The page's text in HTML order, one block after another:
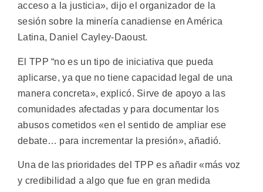
acceso a la justicia», dijo el organizador de la
sesión sobre la minería canadiense en América
Latina, Daniel Cayley-Daoust.
El TPP “no es un tipo de iniciativa que pueda
aplicarse, ya que no tiene capacidad legal de una
manera concreta», explicó. Sirve de apoyo a las
comunidades afectadas y para documentar los
abusos cometidos «en el sentido de ampliar ese
debate… para incrementar la presión», añadió.
Una de las prioridades del TPP es añadir «más voz
y credibilidad a algo que fue en gran medida